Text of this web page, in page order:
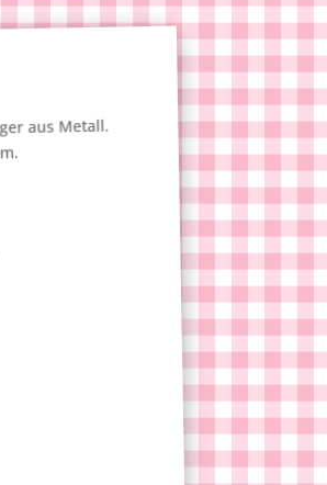
aus Metall.